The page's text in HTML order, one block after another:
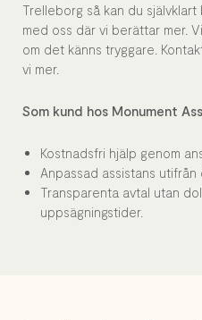
Trelleborg så kan du
med oss där vi berättar mer.
om det känns tryggare.
vi mer.
Som kund hos Monument
Kostnadsfri hjälp genom
Anpassad assistans
Transparenta avtal utan
uppsägningstider.